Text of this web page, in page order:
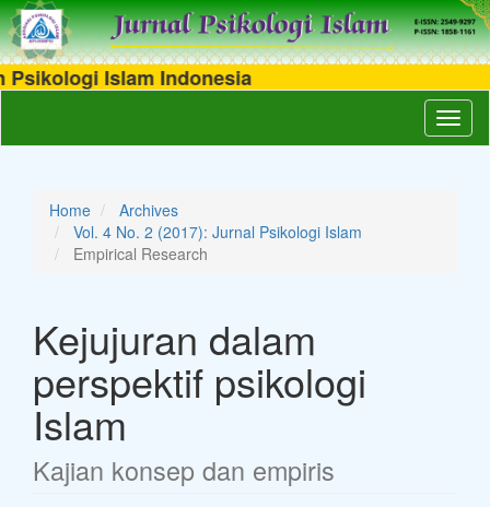
Islam Indonesia
Main
Home
Archives
Vol. 4 No. 2 (2017): Jurnal Psikologi Islam
Empirical Research
Kejujuran dalam
perspektif psikologi
Islam
Kajian konsep dan empiris